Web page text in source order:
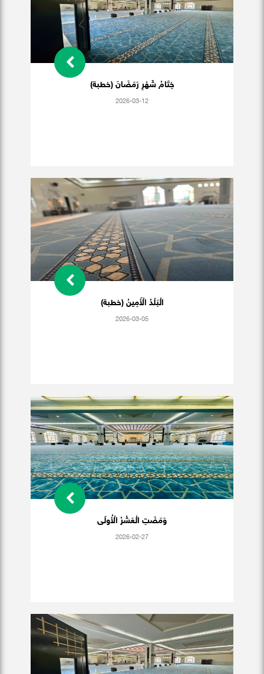
خِتَامُ شَهْرِ رَمَضَانَ (خطبة)
2026-03-12
الْبَلَدُ الْأَمِينُ (خطبة)
2026-03-05
وَمَضَتِ الْعَشْرُ الْأُولَى
2026-02-27